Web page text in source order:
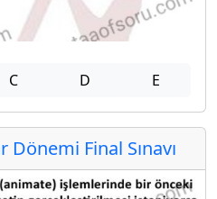
C D E
Final Sınavı